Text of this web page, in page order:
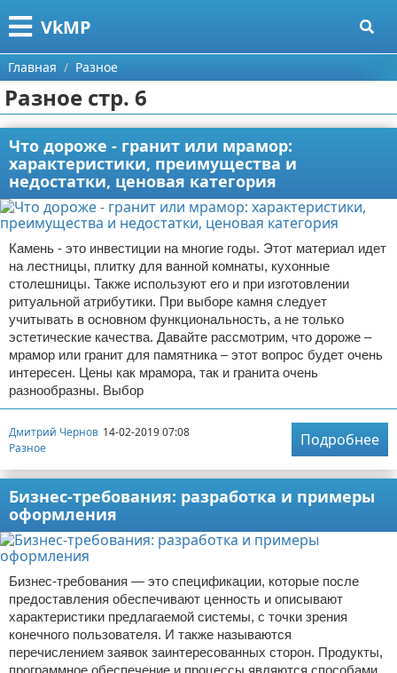
VkMP
Меню
Главная
Категории
Сельское хозяйство
Разное
Идеи бизнеса
Для руководителя
Промышленность
Международный бизнес
Продажи
Самосовершенствование
Деловое общение
Менеджмент
Поиск
О проекте
Контакты
Сотрудничество
Размещение рекламы
Для правообладателей
Условия предоставления информации
Главная Разное
Разное стр. 6
Что дороже - гранит или мрамор:
характеристики, преимущества и
недостатки, ценовая категория
Камень - это инвестиции на многие годы. Этот материал идет
на лестницы, плитку для ванной комнаты, кухонные
столешницы. Также используют его и при изготовлении
ритуальной атрибутики. При выборе камня следует
учитывать в основном функциональность, а не только
эстетические качества. Давайте рассмотрим, что дороже –
мрамор или гранит для памятника – этот вопрос будет очень
интересен. Цены как мрамора, так и гранита очень
разнообразны. Выбор
Дмитрий Чернов 14-02-2019 07:08
Разное
Подробнее
Бизнес-требования: разработка и примеры
оформления
Бизнес-требования — это спецификации, которые после
предоставления обеспечивают ценность и описывают
характеристики предлагаемой системы, с точки зрения
конечного пользователя. И также называются
перечислением заявок заинтересованных сторон. Продукты,
программное обеспечение и процессы являются способами,